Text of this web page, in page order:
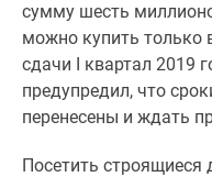
сумму шесть
можно купить только
сдачи I квартал 2019
предупредил, что
перенесены и ждать
Посетить строящиеся